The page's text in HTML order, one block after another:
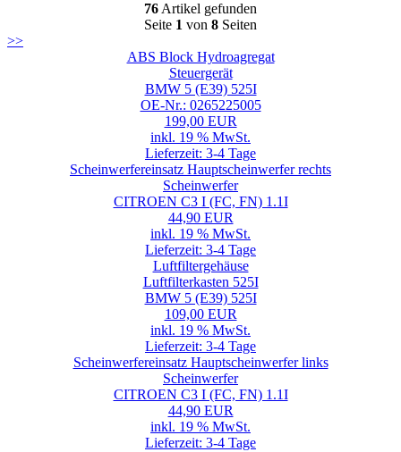
76 Artikel gefunden
Seite 1 von 8 Seiten
>>
ABS Block Hydroagregat
Steuergerät
BMW 5 (E39) 525I
OE-Nr.: 0265225005
199,00 EUR
inkl. 19 % MwSt.
Lieferzeit: 3-4 Tage
Scheinwerfereinsatz Hauptscheinwerfer rechts
Scheinwerfer
CITROEN C3 I (FC, FN) 1.1I
44,90 EUR
inkl. 19 % MwSt.
Lieferzeit: 3-4 Tage
Luftfiltergehäuse
Luftfilterkasten 525I
BMW 5 (E39) 525I
109,00 EUR
inkl. 19 % MwSt.
Lieferzeit: 3-4 Tage
Scheinwerfereinsatz Hauptscheinwerfer links
Scheinwerfer
CITROEN C3 I (FC, FN) 1.1I
44,90 EUR
inkl. 19 % MwSt.
Lieferzeit: 3-4 Tage